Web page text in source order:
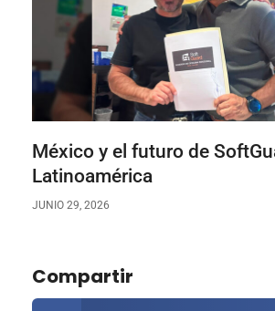
México y el futuro de
Latinoamérica
JUNIO 29, 2026
Compartir